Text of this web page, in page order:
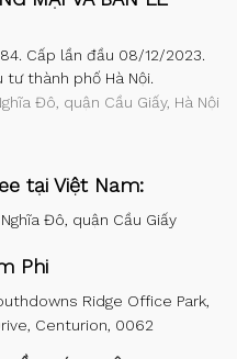
Cấp lần đầu 08/12/2023.
tư thành phố Hà Nội.
Đô, quận Cầu Giấy, Hà Nội
tại Việt Nam:
Đô, quận Cầu Giấy
Phi
Ridge Office Park,
Centurion, 0062